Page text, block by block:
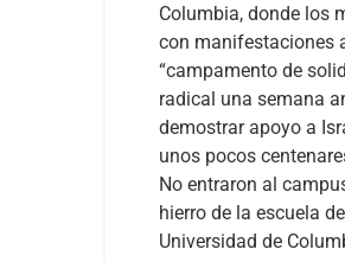
Columbia, donde los
con manifestaciones
“campamento de
radical una semana
demostrar apoyo a
unos pocos
No entraron al
hierro de la escuela
Universidad de